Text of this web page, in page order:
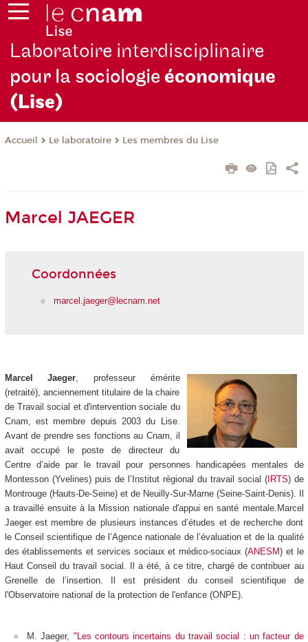
Laboratoire interdisciplinaire
pour la sociologieéconomique
(Lise)
Accueil Le laboratoire Les membres du Lise
Marcel JAEGER
Coordonnées
marcel.jaeger@lecnam.net
Marcel Jaeger , professeur émérite
(retraité), anciennement titulaire de la chaire
de Travail social et d'intervention sociale du
Cnam,
est membre depuis 2003 du Lise.
Avant de prendre ses fonctions au Cnam, il
avait occupé le poste de directeur du
Centre d’aide par le travail pour personnes handicapées mentales de
Montesson (Yvelines) puis de l’Institut régional du travail social (IRTS) de
Montrouge (Hauts-De-Seine) et de Neuilly-Sur-Marne (Seine-Saint-Denis). Il
a travaillé ensuite à la Mission nationale d'appui en santé mentale.Marcel
Jaeger est membre de plusieurs instances d’études et de recherche dont
le Conseil scientifique de l’Agence nationale de l’évaluation et de la qualité
des établissements et services sociaux et médico-sociaux (ANESM) et le
Haut Conseil du travail social. Il a été, à ce titre, chargé de contribuer au
Grenelle de l’insertion. Il est président du conseil scientifique de
l'Observatoire national de la protection de l'enfance (ONPE).
M. Jaeger, "Les contours incertains du travail social : un facteur de